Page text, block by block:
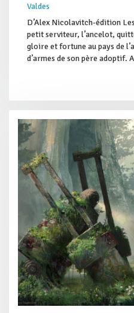
Valdes
D’Alex Nicolavitch-édition
petit serviteur, l’ancelot,
gloire et fortune au pays de
d’armes de son père adoptif.